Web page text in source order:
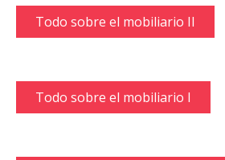
Todo sobre el mobiliario II
Todo sobre el mobiliario I